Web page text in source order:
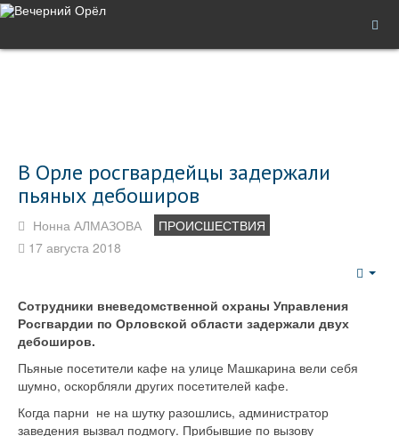
В Орле росгвардейцы задержали
пьяных дебоширов
Нонна АЛМАЗОВА
ПРОИСШЕСТВИЯ
17 августа 2018
Сотрудники вневедомственной охраны Управления
Росгвардии по Орловской области задержали двух
дебоширов.
Пьяные посетители кафе на улице Машкарина вели себя
шумно, оскорбляли других посетителей кафе.
Когда парни не на шутку разошлись, администратор
заведения вызвал подмогу. Прибывшие по вызову